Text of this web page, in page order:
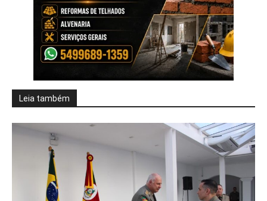
Leia também